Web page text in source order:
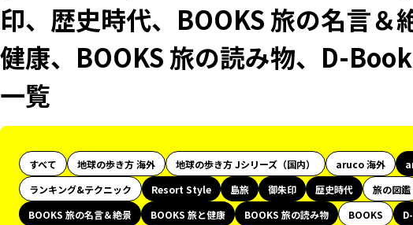
印、歴史時代、BOOKS 旅の名言＆
健康、BOOKS 旅の読み物、D-
一覧
すべて 地球の歩き方 海外 地球の歩き方 Jシリーズ（国内） aruco 海外
ランキング&テクニック
Resort Style 島旅 御朱印 歴史時代 旅の図鑑
BOOKS 旅の名言＆絶景
BOOKS 旅と健康 BOOKS 旅の読み物 BOOKS